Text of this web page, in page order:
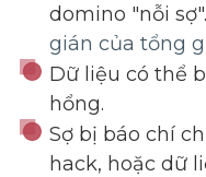
domino "nỗi
gián của tổng
Dữ liệu có thể
hổng.
Sợ bị báo chí
hack, hoặc dữ